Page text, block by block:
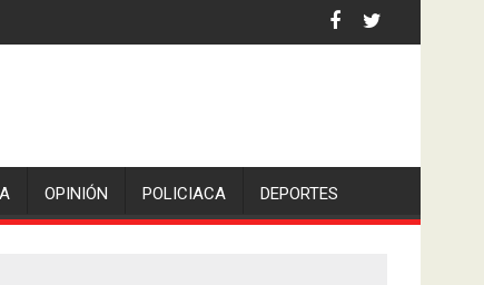
escolleras para evitar nuevos casos
OPINIÓN POLICIACA DEPORTES